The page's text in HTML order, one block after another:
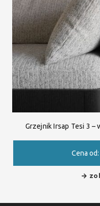
Grzejnik Irsap Tesi 3 –
Cena od: